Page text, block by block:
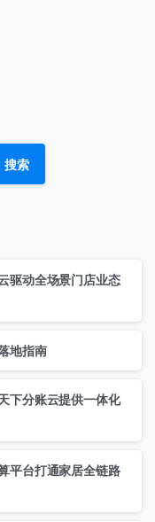
搜索
驱动全场景门店业态
地指南
下分账云提供一体化
平台打通家居全链路